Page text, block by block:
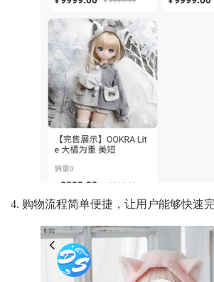
4. 购物流程简单便捷，让用户能够快速